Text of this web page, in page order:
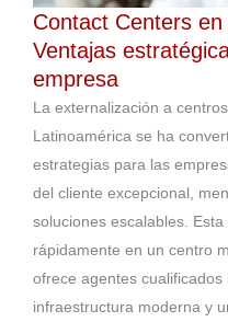
Contact Centers
Ventajas
empresa
La externalización a
Latinoamérica se ha
estrategias para las
del cliente excepcional,
soluciones escalables.
rápidamente en un centro
ofrece agentes
infraestructura moderna y